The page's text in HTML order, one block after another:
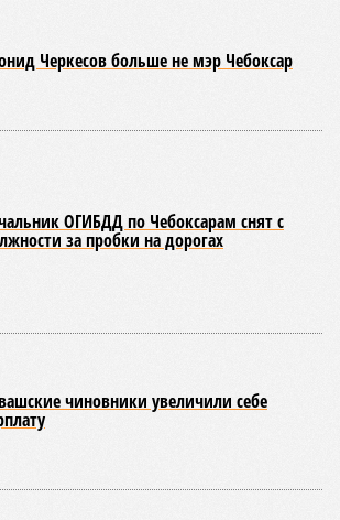
Черкесов больше не мэр Чебоксар
ОГИБДД по Чебоксарам снят с
за пробки на дорогах
чиновники увеличили себе